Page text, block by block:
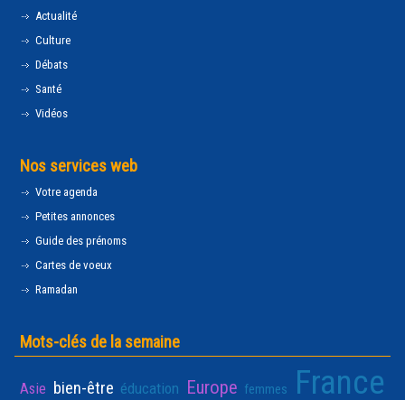
Actualité
Culture
Débats
Santé
Vidéos
Nos services web
Votre agenda
Petites annonces
Guide des prénoms
Cartes de voeux
Ramadan
Mots-clés de la semaine
Asie bien-être éducation Europe femmes France